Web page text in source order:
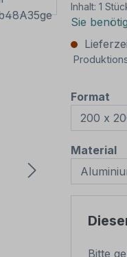
Inhalt: 1
Sie
Format
Material
Bitte